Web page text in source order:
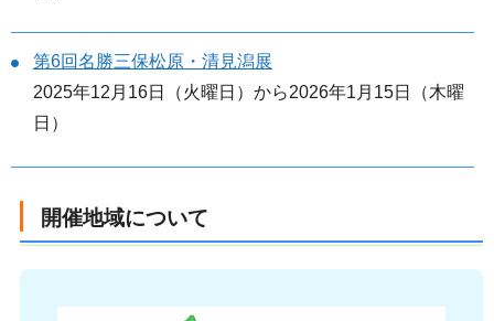
第6回名勝三保松原・清見潟展
2025年12月16日（火曜日）から2026年1月15日（木曜
日）
開催地域について